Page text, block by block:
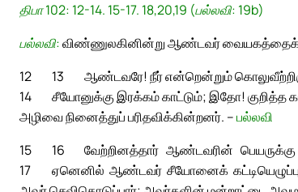
திபா 102: 12-14. 15-17. 18,20,19 (பல்லவி: 19b)
பல்லவி:விண்ணுலகினின்று ஆண்டவர்
12
ஆண்டவரே! நீர் என்றென்றும்
13
சீயோனுக்கு இரக்கம் காட்டும்; இதோ! குறித்த
14
அழிவை நினைத்துப் பரிதவிக்கின்றனர். –பல்லவி
15
வேற்றினத்தார் ஆண்டவரின்
16
ஏனெனில் ஆண்டவர் சீயோனைக்
17